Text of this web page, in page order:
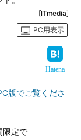
[ITmedia]
PC用表示
Hatena
版でご覧くださ
限定で